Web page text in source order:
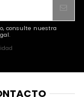
consulte nuestra